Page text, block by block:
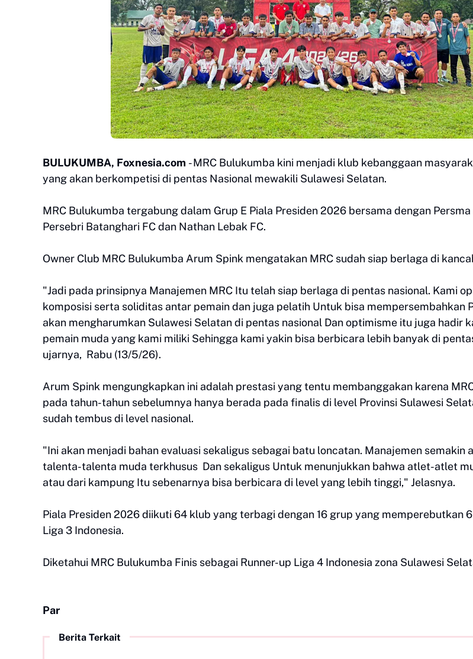
BULUKUMBA, Foxnesia.com - MRC Bulukumba kini menjadi klub kebanggaan
yang akan berkompetisi di pentas Nasional mewakili Sulawesi Selatan.
MRC Bulukumba tergabung dalam Grup E Piala Presiden 2026 bersama dengan Persma
Persebri Batanghari FC dan Nathan Lebak FC.
Owner Club MRC Bulukumba Arum Spink mengatakan MRC sudah siap berlaga di
"Jadi pada prinsipnya Manajemen MRC Itu telah siap berlaga di pentas nasional. Kami
komposisi serta soliditas antar pemain dan juga pelatih Untuk bisa mempersembahkan
akan mengharumkan Sulawesi Selatan di pentas nasional Dan optimisme itu juga hadir
pemain muda yang kami miliki Sehingga kami yakin bisa berbicara lebih banyak di
ujarnya, Rabu (13/5/26).
Arum Spink mengungkapkan ini adalah prestasi yang tentu membanggakan karena
pada tahun-tahun sebelumnya hanya berada pada finalis di level Provinsi Sulawesi
sudah tembus di level nasional.
"Ini akan menjadi bahan evaluasi sekaligus sebagai batu loncatan. Manajemen semakin
talenta-talenta muda terkhusus Dan sekaligus Untuk menunjukkan bahwa atlet-atlet
atau dari kampung Itu sebenarnya bisa berbicara di level yang lebih tinggi," Jelasnya.
Piala Presiden 2026 diikuti 64 klub yang terbagi dengan 16 grup yang memperebutkan
Liga 3 Indonesia.
Diketahui MRC Bulukumba Finis sebagai Runner-up Liga 4 Indonesia zona Sulawesi
Par
Berita Terkait